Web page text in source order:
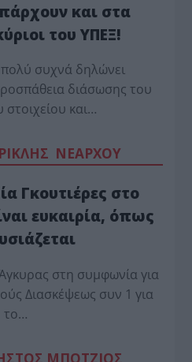
και στα
του ΥΠΕΞ!
συχνά δηλώνει
διάσωσης του
και…
ΝΕΑΡΧΟΥ
Γκουτιέρες στο
ευκαιρία, όπως
στη συμφωνία για
Διασκέψεως συν 1 για
το…